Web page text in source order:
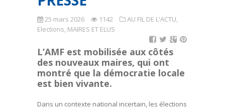
25 mars 2026 1142 AU FIL DE L'ACTU,
Elections, MAIRES ET ELUS
L’AMF est mobilisée aux côtés
des nouveaux maires, qui ont
montré que la démocratie locale
est bien vivante.
Dans un contexte national incertain, les élections